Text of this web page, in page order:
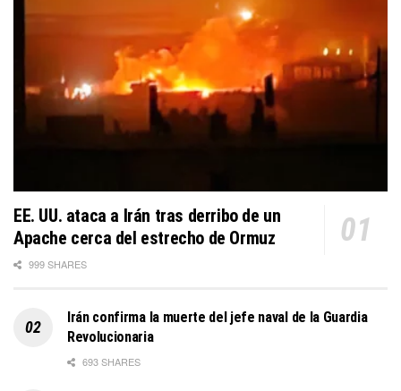
EE. UU. ataca a Irán tras derribo de un
Apache cerca del estrecho de Ormuz
999 SHARES
Irán confirma la muerte del jefe naval de la Guardia
Revolucionaria
693 SHARES